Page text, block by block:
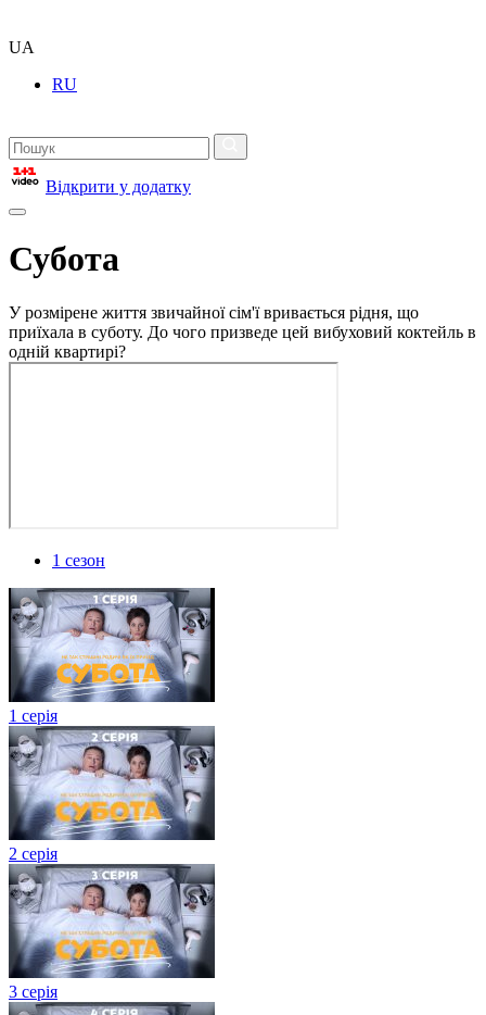
UA
RU
Відкрити у додатку
Субота
У розмірене життя звичайної сім'ї вривається рідня, що
приїхала в суботу. До чого призведе цей вибуховий коктейль в
одній квартирі?
1 сезон
1 серія
2 серія
3 серія